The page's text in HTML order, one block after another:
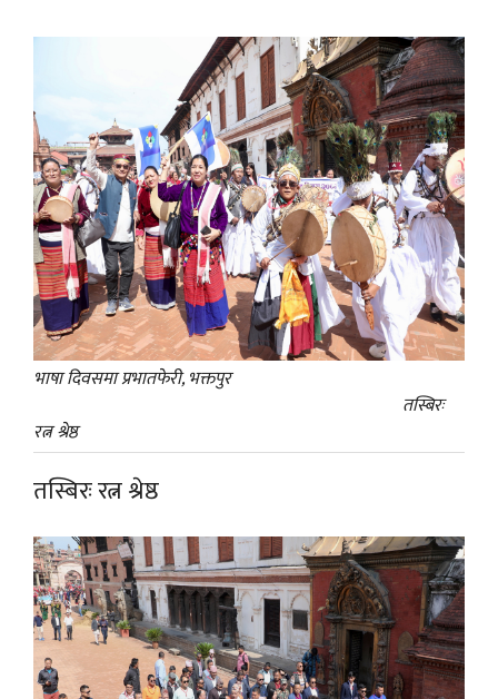
भाषा दिवसमा प्रभातफेरी, भक्तपुर
तस्बिरः
रत्न श्रेष्ठ
तस्बिरः रत्न श्रेष्ठ